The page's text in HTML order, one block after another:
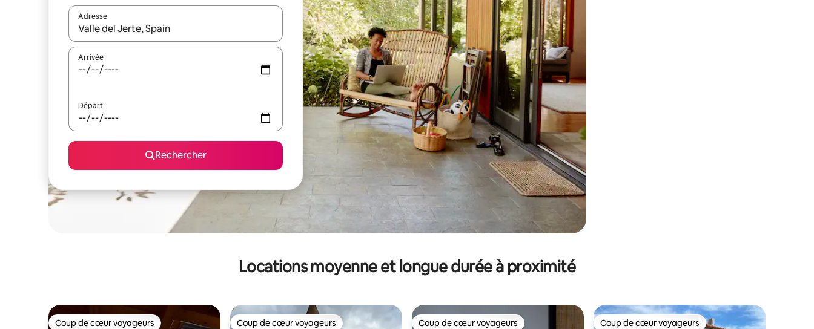
Adresse
Lorsque les résultats s'affichent, utilisez les flèches vers le haut et vers le bas pour les parcourir ou en appuyant et en faisant glisser.
Arrivée
Départ
Rechercher
Locations moyenne et longue durée à proximité
Coup de cœur voyageurs Coup de cœur voyageurs Coup de cœur voyageurs Coup de cœur voyageurs